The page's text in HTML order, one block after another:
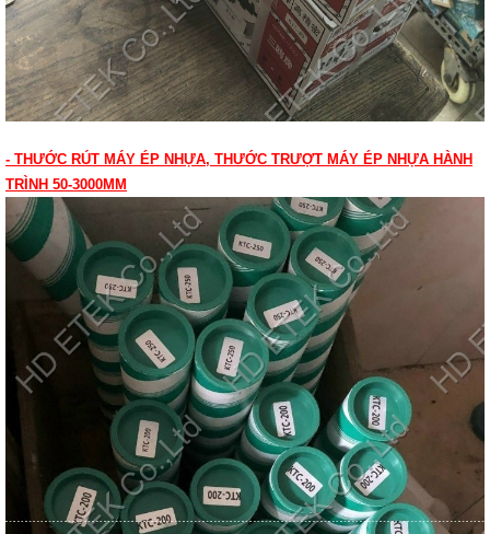
- THƯỚC RÚT MÁY ÉP NHỰA, THƯỚC TRƯỢT MÁY ÉP NHỰA HÀNH
TRÌNH 50-3000MM